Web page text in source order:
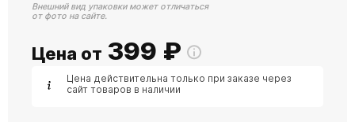
Внешний вид упаковки может отличаться
от фото на сайте.
Цена от 399 ₽
Цена действительна только при заказе через
сайт товаров в наличии